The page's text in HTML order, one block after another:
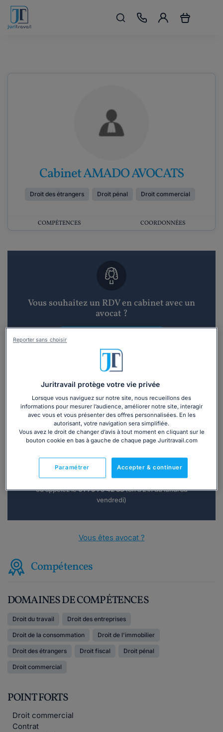
Cabinet AMADO AVOCATS
Droit des étrangers Droit pénal Droit commercial
COMPÉTENCES COORDONNÉES
Vous souhaitez un RDV en cabinet avec un
avocat ?
Recevoir des devis d'avocats
Vous souhaitez une consultation par
téléphone ?
Consulter immédiatement
ou appelez le01 75 75 42 33(8h à 21h du lundi au
vendredi)
Vous êtes avocat ?
Compétences
DOMAINES DE COMPÉTENCES
Droit du travail Droit des entreprises
Droit de la consommation Droit de l'immobilier
Droit des étrangers Droit fiscal Droit pénal
Droit commercial
POINT FORTS
Droit commercial
Contrat
Juritravail protège votre vie privée
Lorsque vous naviguez sur notre site, nous recueillons des
informations pour mesurer l’audience, améliorer notre site, interagir
avec vous et vous présenter des offres personnalisées. En les
autorisant, votre navigation sera simplifiée.
Vous avez le droit de changer d’avis à tout moment en cliquant sur le
bouton cookie en bas à gauche de chaque page Juritravail.com
Accepter & continuer
Paramétrer
Reporter sans choisir